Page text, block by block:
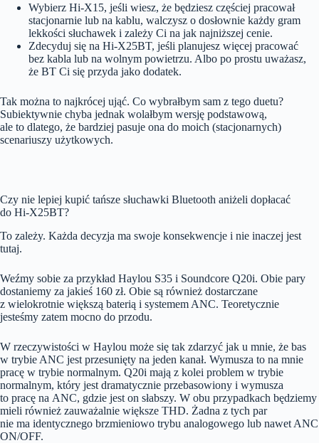
Wybierz Hi-X15, jeśli wiesz, że będziesz częściej pracował
stacjonarnie lub na kablu, walczysz o dosłownie każdy gram
lekkości słuchawek i zależy Ci na jak najniższej cenie.
Zdecyduj się na Hi-X25BT, jeśli planujesz więcej pracować
bez kabla lub na wolnym powietrzu. Albo po prostu uważasz,
że BT Ci się przyda jako dodatek.
Tak można to najkrócej ująć. Co wybrałbym sam z tego duetu?
Subiektywnie chyba jednak wolałbym wersję podstawową,
ale to dlatego, że bardziej pasuje ona do moich (stacjonarnych)
scenariuszy użytkowych.
Czy nie lepiej kupić tańsze słuchawki Bluetooth aniżeli dopłacać
do Hi-X25BT?
To zależy. Każda decyzja ma swoje konsekwencje i nie inaczej jest
tutaj.
Weźmy sobie za przykład Haylou S35 i Soundcore Q20i. Obie pary
dostaniemy za jakieś 160 zł. Obie są również dostarczane
z wielokrotnie większą baterią i systemem ANC. Teoretycznie
jesteśmy zatem mocno do przodu.
W rzeczywistości w Haylou może się tak zdarzyć jak u mnie, że bas
w trybie ANC jest przesunięty na jeden kanał. Wymusza to na mnie
pracę w trybie normalnym. Q20i mają z kolei problem w trybie
normalnym, który jest dramatycznie przebasowiony i wymusza
to pracę na ANC, gdzie jest on słabszy. W obu przypadkach będziemy
mieli również zauważalnie większe THD. Żadna z tych par
nie ma identycznego brzmieniowo trybu analogowego lub nawet ANC
ON/OFF.